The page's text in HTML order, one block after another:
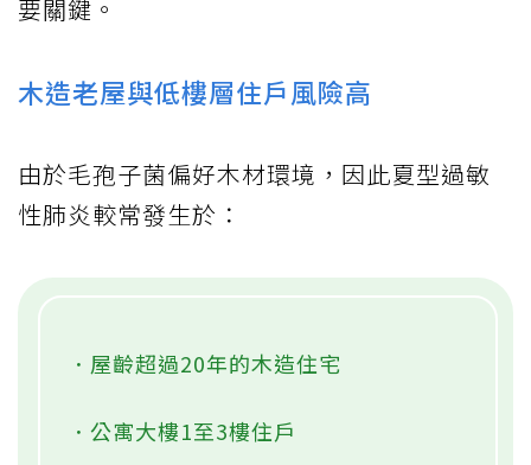
要關鍵。
木造老屋與低樓層住戶風險高
由於毛孢子菌偏好木材環境，因此夏型過敏
性肺炎較常發生於：
．屋齡超過20年的木造住宅
．公寓大樓1至3樓住戶